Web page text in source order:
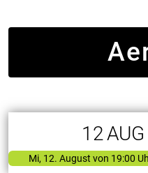
12AUG
Mi, 12. August von 19:00